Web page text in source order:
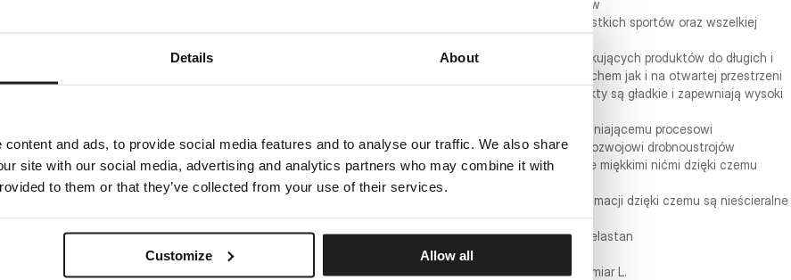
Details About
and ads, to provide social media features and to analyse our traffic. We also share
site with our social media, advertising and analytics partners who may combine it with
to them or that they’ve collected from your use of their services.
Customize Allow all
każdym kierunku nie krępując ruchów
- przeznaczona do uprawiania wszystkich sportów oraz wszelkiej
- linia przeznaczona dla osób poszukujących produktów do długich i
ciężkich treningów zarówno pod dachem jak i na otwartej przestrzeni
- dzięki zastosowaniu nylonu produkty są gładkie i zapewniają wysoki
- materiał został poddany uszlachetniającemu procesowi
antybakteryjnemu który zapobiega rozwojowi drobnoustrojów
- płaskie elastyczne szwy wykonane miękkimi nićmi dzięki czemu
chronią przed obtarciami naskórka
- nadruki wykonane są metodą sublimacji dzięki czemu są nieścieralne
- skład materiału: 84% nylon / 16% elastan
Model ma 182 cm wzrostu i nosi rozmiar L.